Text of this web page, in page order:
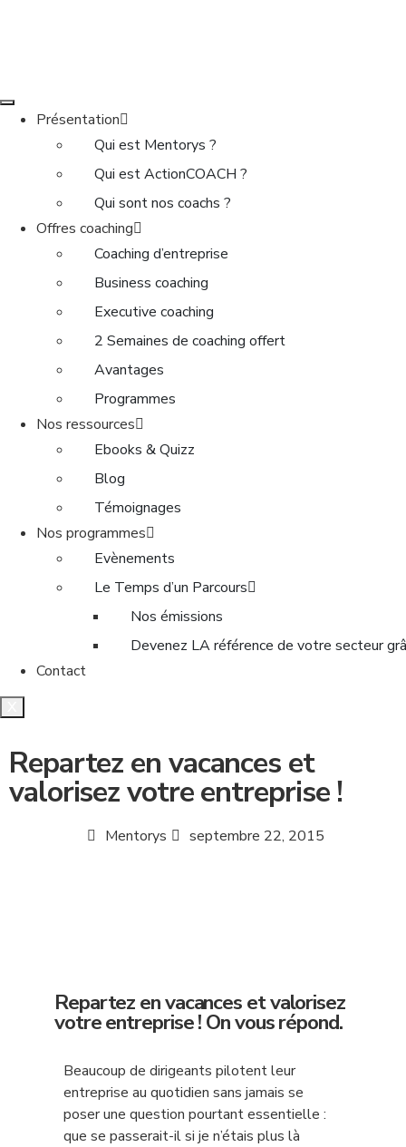
Présentation
Qui est Mentorys ?
Qui est ActionCOACH ?
Qui sont nos coachs ?
Offres coaching
Coaching d’entreprise
Business coaching
Executive coaching
2 Semaines de coaching offert
Avantages
Programmes
Nos ressources
Ebooks & Quizz
Blog
Témoignages
Nos programmes
Evènements
Le Temps d’un Parcours
Nos émissions
Devenez LA référence de votre secteur
Contact
Repartez en vacances et
valorisez votre entreprise !
Mentorys septembre 22, 2015
Repartez en vacances et valorisez
votre entreprise ! On vous répond.
Beaucoup de dirigeants pilotent leur
entreprise au quotidien sans jamais se
poser une question pourtant essentielle :
que se passerait-il si je n’étais plus là